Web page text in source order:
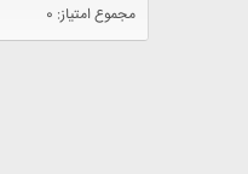
مجموع امتیاز: 0